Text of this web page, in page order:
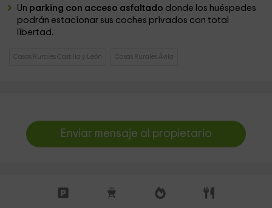
Un parking con acceso asfaltado donde los huéspedes
podrán estacionar sus coches privados con total
libertad.
Casas Rurales Castilla y León Casas Rurales Ávila
Enviar mensaje al propietario